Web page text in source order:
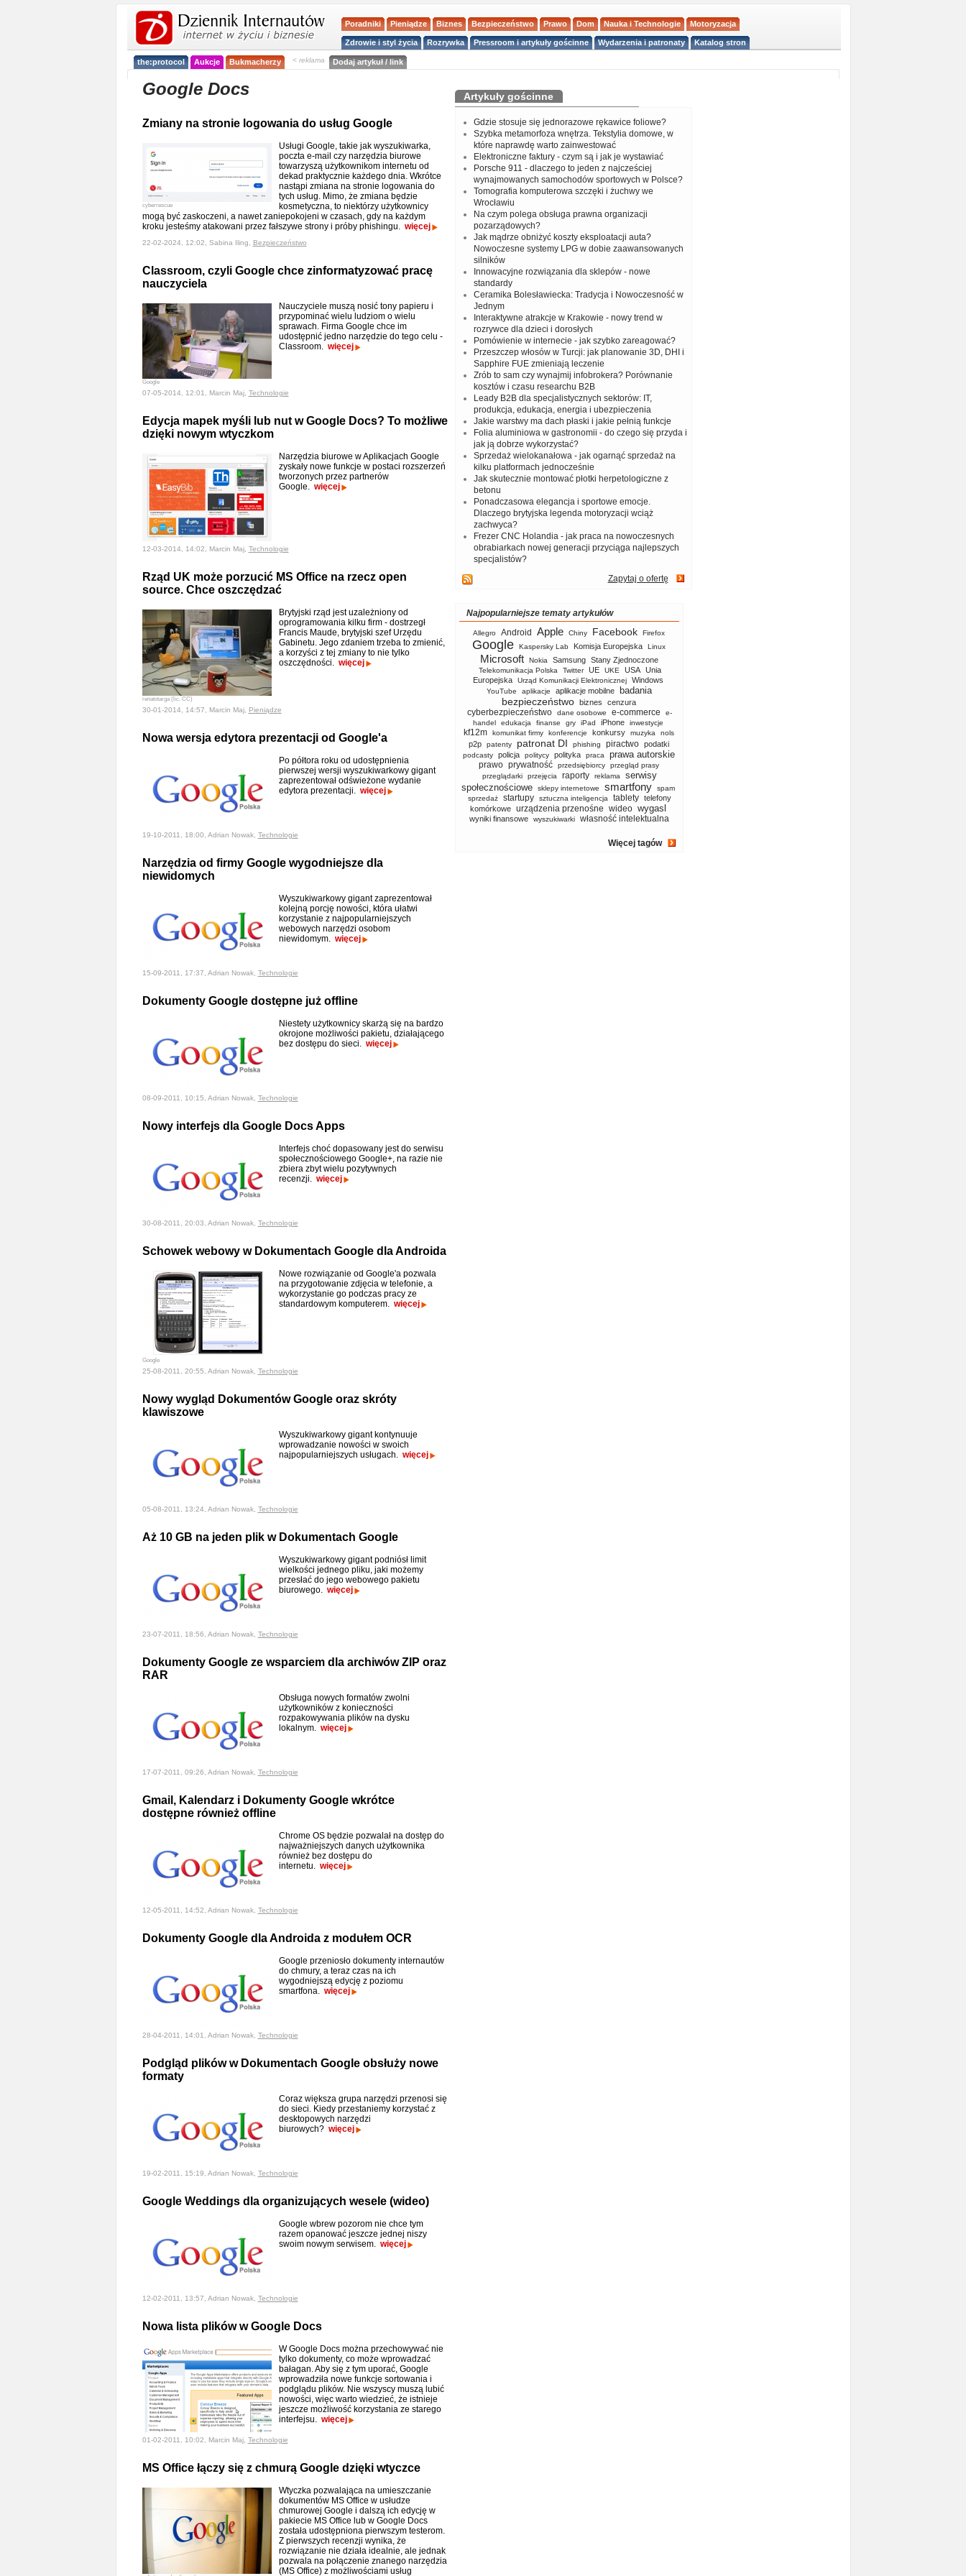
Poradniki Pieniądze Biznes Bezpieczeństwo Prawo Dom Nauka i Technologie Motoryzacja
Zdrowie i styl życia Rozrywka Pressroom i artykuły gościnne Wydarzenia i patronaty Katalog stron
the:protocol Aukcje Bukmacherzy < reklama Dodaj artykuł / link
Google Docs
Zmiany na stronie logowania do usług Google
cyberrescue
Usługi Google, takie jak wyszukiwarka,
poczta e-mail czy narzędzia biurowe
towarzyszą użytkownikom internetu od
dekad praktycznie każdego dnia. Wkrótce
nastąpi zmiana na stronie logowania do
tych usług. Mimo, że zmiana będzie
kosmetyczna, to niektórzy użytkownicy
mogą być zaskoczeni, a nawet zaniepokojeni w czasach, gdy na każdym
kroku jesteśmy atakowani przez fałszywe strony i próby phishingu. więcej
22-02-2024, 12:02, Sabina Iling, Bezpieczeństwo
Classroom, czyli Google chce zinformatyzować pracę
nauczyciela
Google
Nauczyciele muszą nosić tony papieru i
przypominać wielu ludziom o wielu
sprawach. Firma Google chce im
udostępnić jedno narzędzie do tego celu -
Classroom. więcej
07-05-2014, 12:01, Marcin Maj, Technologie
Edycja mapek myśli lub nut w Google Docs? To możliwe
dzięki nowym wtyczkom
Narzędzia biurowe w Aplikacjach Google
zyskały nowe funkcje w postaci rozszerzeń
tworzonych przez partnerów
Google. więcej
12-03-2014, 14:02, Marcin Maj, Technologie
Rząd UK może porzucić MS Office na rzecz open
source. Chce oszczędzać
renatotarga (lic. CC)
Brytyjski rząd jest uzależniony od
oprogramowania kilku firm - dostrzegł
Francis Maude, brytyjski szef Urzędu
Gabinetu. Jego zdaniem trzeba to zmienić,
a korzyści z tej zmiany to nie tylko
oszczędności. więcej
30-01-2014, 14:57, Marcin Maj, Pieniądze
Nowa wersja edytora prezentacji od Google'a
Po półtora roku od udostępnienia
pierwszej wersji wyszukiwarkowy gigant
zaprezentował odświeżone wydanie
edytora prezentacji. więcej
19-10-2011, 18:00, Adrian Nowak, Technologie
Narzędzia od firmy Google wygodniejsze dla
niewidomych
Wyszukiwarkowy gigant zaprezentował
kolejną porcję nowości, która ułatwi
korzystanie z najpopularniejszych
webowych narzędzi osobom
niewidomym. więcej
15-09-2011, 17:37, Adrian Nowak, Technologie
Dokumenty Google dostępne już offline
Niestety użytkownicy skarżą się na bardzo
okrojone możliwości pakietu, działającego
bez dostępu do sieci. więcej
08-09-2011, 10:15, Adrian Nowak, Technologie
Nowy interfejs dla Google Docs Apps
Interfejs choć dopasowany jest do serwisu
społecznościowego Google+, na razie nie
zbiera zbyt wielu pozytywnych
recenzji. więcej
30-08-2011, 20:03, Adrian Nowak, Technologie
Schowek webowy w Dokumentach Google dla Androida
Google
Nowe rozwiązanie od Google'a pozwala
na przygotowanie zdjęcia w telefonie, a
wykorzystanie go podczas pracy ze
standardowym komputerem. więcej
25-08-2011, 20:55, Adrian Nowak, Technologie
Nowy wygląd Dokumentów Google oraz skróty
klawiszowe
Wyszukiwarkowy gigant kontynuuje
wprowadzanie nowości w swoich
najpopularniejszych usługach. więcej
05-08-2011, 13:24, Adrian Nowak, Technologie
Aż 10 GB na jeden plik w Dokumentach Google
Wyszukiwarkowy gigant podniósł limit
wielkości jednego pliku, jaki możemy
przesłać do jego webowego pakietu
biurowego. więcej
23-07-2011, 18:56, Adrian Nowak, Technologie
Dokumenty Google ze wsparciem dla archiwów ZIP oraz
RAR
Obsługa nowych formatów zwolni
użytkowników z konieczności
rozpakowywania plików na dysku
lokalnym. więcej
17-07-2011, 09:26, Adrian Nowak, Technologie
Gmail, Kalendarz i Dokumenty Google wkrótce
dostępne również offline
Chrome OS będzie pozwalał na dostęp do
najważniejszych danych użytkownika
również bez dostępu do
internetu. więcej
12-05-2011, 14:52, Adrian Nowak, Technologie
Dokumenty Google dla Androida z modułem OCR
Google przeniosło dokumenty internautów
do chmury, a teraz czas na ich
wygodniejszą edycję z poziomu
smartfona. więcej
28-04-2011, 14:01, Adrian Nowak, Technologie
Podgląd plików w Dokumentach Google obsłuży nowe
formaty
Coraz większa grupa narzędzi przenosi się
do sieci. Kiedy przestaniemy korzystać z
desktopowych narzędzi
biurowych? więcej
19-02-2011, 15:19, Adrian Nowak, Technologie
Google Weddings dla organizujących wesele (wideo)
Google wbrew pozorom nie chce tym
razem opanować jeszcze jednej niszy
swoim nowym serwisem. więcej
12-02-2011, 13:57, Adrian Nowak, Technologie
Nowa lista plików w Google Docs
W Google Docs można przechowywać nie
tylko dokumenty, co może wprowadzać
bałagan. Aby się z tym uporać, Google
wprowadziła nowe funkcje sortowania i
podglądu plików. Nie wszyscy muszą lubić
nowości, więc warto wiedzieć, że istnieje
jeszcze możliwość korzystania ze starego
interfejsu. więcej
01-02-2011, 10:02, Marcin Maj, Technologie
MS Office łączy się z chmurą Google dzięki wtyczce
Wtyczka pozwalająca na umieszczanie
dokumentów MS Office w usłudze
chmurowej Google i dalszą ich edycję w
pakiecie MS Office lub w Google Docs
została udostępniona pierwszym testerom.
Z pierwszych recenzji wynika, że
rozwiązanie nie działa idealnie, ale jednak
pozwala na połączenie znanego narzędzia
(MS Office) z możliwościami usług
Artykuły gościnne
Gdzie stosuje się jednorazowe rękawice foliowe?
Szybka metamorfoza wnętrza. Tekstylia domowe, w
które naprawdę warto zainwestować
Elektroniczne faktury - czym są i jak je wystawiać
Porsche 911 - dlaczego to jeden z najcześciej
wynajmowanych samochodów sportowych w Polsce?
Tomografia komputerowa szczęki i żuchwy we
Wrocławiu
Na czym polega obsługa prawna organizacji
pozarządowych?
Jak mądrze obniżyć koszty eksploatacji auta?
Nowoczesne systemy LPG w dobie zaawansowanych
silników
Innowacyjne rozwiązania dla sklepów - nowe
standardy
Ceramika Bolesławiecka: Tradycja i Nowoczesność w
Jednym
Interaktywne atrakcje w Krakowie - nowy trend w
rozrywce dla dzieci i dorosłych
Pomówienie w internecie - jak szybko zareagować?
Przeszczep włosów w Turcji: jak planowanie 3D, DHI i
Sapphire FUE zmieniają leczenie
Zrób to sam czy wynajmij infobrokera? Porównanie
kosztów i czasu researchu B2B
Leady B2B dla specjalistycznych sektorów: IT,
produkcja, edukacja, energia i ubezpieczenia
Jakie warstwy ma dach płaski i jakie pełnią funkcje
Folia aluminiowa w gastronomii - do czego się przyda i
jak ją dobrze wykorzystać?
Sprzedaż wielokanałowa - jak ogarnąć sprzedaż na
kilku platformach jednocześnie
Jak skutecznie montować płotki herpetologiczne z
betonu
Ponadczasowa elegancja i sportowe emocje.
Dlaczego brytyjska legenda motoryzacji wciąż
zachwyca?
Frezer CNC Holandia - jak praca na nowoczesnych
obrabiarkach nowej generacji przyciąga najlepszych
specjalistów?
Zapytaj o ofertę
Najpopularniejsze tematy artykułów
Allegro Android Apple Chiny Facebook Firefox
Google Kaspersky Lab Komisja Europejska Linux
Microsoft Nokia Samsung Stany Zjednoczone
Telekomunikacja Polska Twitter UE UKE USA
Unia
Europejska
Urząd Komunikacji Elektronicznej Windows
YouTube aplikacje aplikacje mobilne badania
bezpieczeństwo biznes cenzura
cyberbezpieczeństwo dane osobowe e-commerce
e-
handel
edukacja finanse gry iPad iPhone inwestycje
kf12m komunikat firmy konferencje konkursy muzyka nols
p2p patenty patronat DI phishing piractwo podatki
podcasty policja politycy polityka praca prawa autorskie
prawo prywatność przedsiębiorcy
przegląd prasy
przeglądarki
przejęcia raporty reklama
serwisy
społecznościowe
sklepy internetowe smartfony
spam
sprzedaż
startupy sztuczna inteligencja tablety telefony
komórkowe urządzenia przenośne wideo wygasl
wyniki finansowe wyszukiwarki własność intelektualna
Więcej tagów